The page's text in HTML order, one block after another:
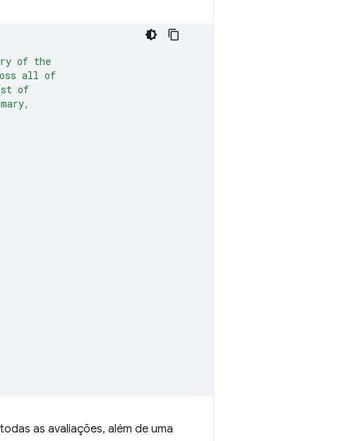
of the
all of
of
as avaliações, além de uma